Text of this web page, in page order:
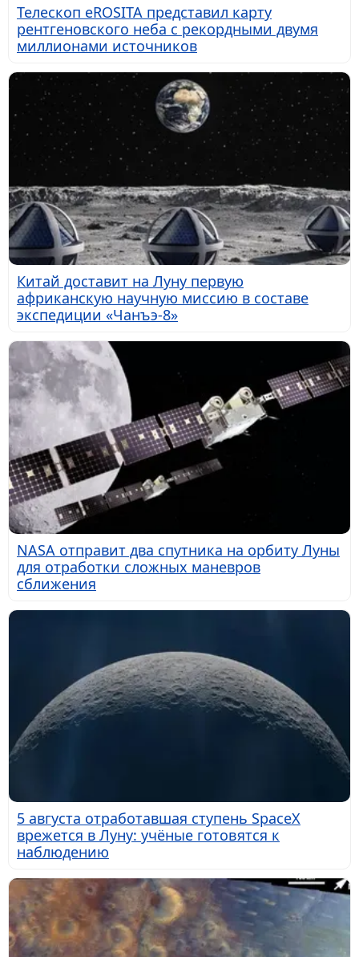
Телескоп eROSITA представил карту
рентгеновского неба с рекордными двумя
миллионами источников
Китай доставит на Луну первую
африканскую научную миссию в составе
экспедиции «Чанъэ-8»
NASA отправит два спутника на орбиту Луны
для отработки сложных маневров
сближения
5 августа отработавшая ступень SpaceX
врежется в Луну: учёные готовятся к
наблюдению